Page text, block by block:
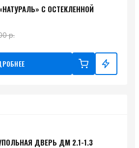
С ОСТЕКЛЕННОЙ
р.
ДВЕРЬ ДМ 2.1-1.3